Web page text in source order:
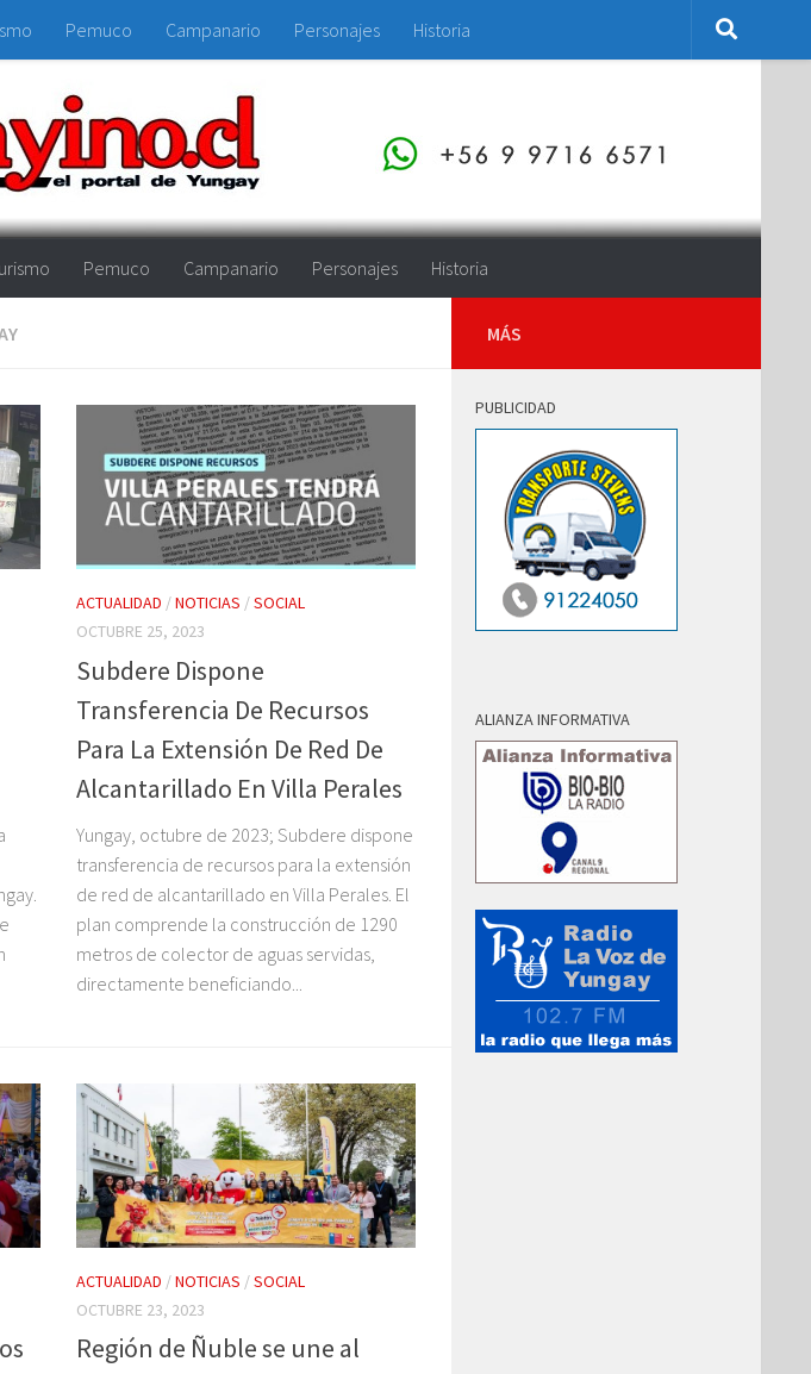
Pemuco Campanario Personajes Historia
Pemuco Campanario Personajes Historia
ACTUALIDAD /NOTICIAS /SOCIAL
OCTUBRE 25, 2023
Subdere Dispone
Transferencia De Recursos
Para La Extensión De Red De
Alcantarillado En Villa Perales
Yungay, octubre de 2023; Subdere dispone
transferencia de recursos para la extensión
de red de alcantarillado en Villa Perales. El
plan comprende la construcción de 1290
metros de colector de aguas servidas,
directamente beneficiando...
ACTUALIDAD /NOTICIAS /SOCIAL
OCTUBRE 23, 2023
Región de Ñuble se une al
MÁS
PUBLICIDAD
ALIANZA INFORMATIVA